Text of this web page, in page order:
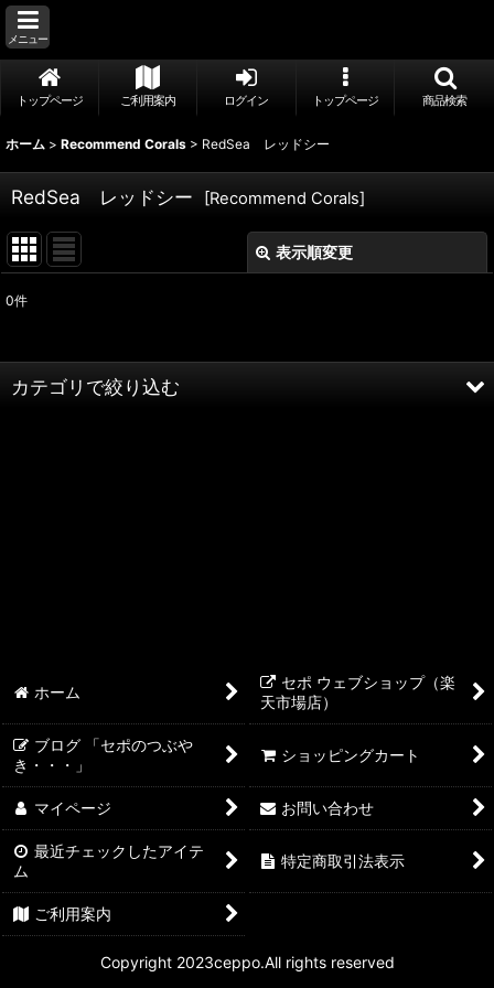
メニュー
トップページ ご利用案内 ログイン トップページ 商品検索
ホーム > Recommend Corals > RedSea レッドシー
RedSea レッドシー [Recommend Corals]
表示順変更
表示数 :
0件
カテゴリで絞り込む
ReefWave
REEFER アクセサリー
DCポンプ&コントローラー
ホーム
セポ ウェブショップ（楽
天市場店）
ブログ 「セポのつぶや
き・・・」
ショッピングカート
マイページ お問い合わせ
最近チェックしたアイテ
ム
特定商取引法表示
ご利用案内
Copyright 2023ceppo.All rights reserved